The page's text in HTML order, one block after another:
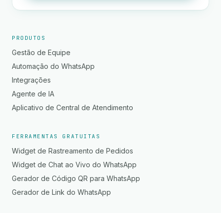
PRODUTOS
Gestão de Equipe
Automação do WhatsApp
Integrações
Agente de IA
Aplicativo de Central de Atendimento
FERRAMENTAS GRATUITAS
Widget de Rastreamento de Pedidos
Widget de Chat ao Vivo do WhatsApp
Gerador de Código QR para WhatsApp
Gerador de Link do WhatsApp